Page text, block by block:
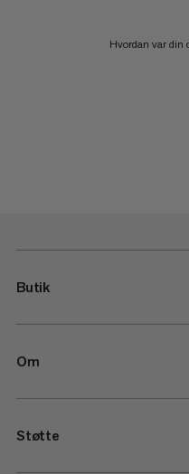
Hvordan var din
Butik
Om
Støtte